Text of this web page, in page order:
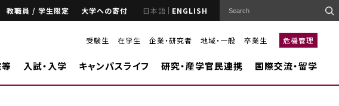
教職員 / 学生限定 大学への寄付 日本語 ENGLISH
受験生 在学生 企業・研究者 地域・一般 卒業生 危機管理
入試・入学 キャンパスライフ 研究・産学官民連携 国際交流・留学